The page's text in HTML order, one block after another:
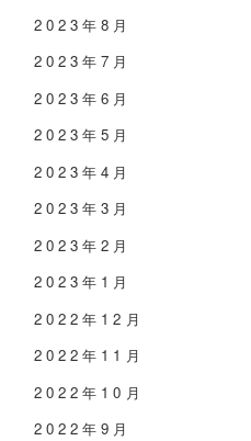
2023年8月
2023年7月
2023年6月
2023年5月
2023年4月
2023年3月
2023年2月
2023年1月
2022年12月
2022年11月
2022年10月
2022年9月